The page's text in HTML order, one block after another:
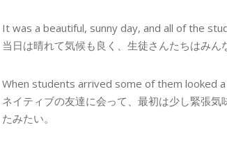
It was a beautiful, sunny day, and all of the
当日は晴れて気候も良く、生徒さんたちはみん
When students arrived some of them looked
ネイティブの友達に会って、最初は少し緊張
たみたい。